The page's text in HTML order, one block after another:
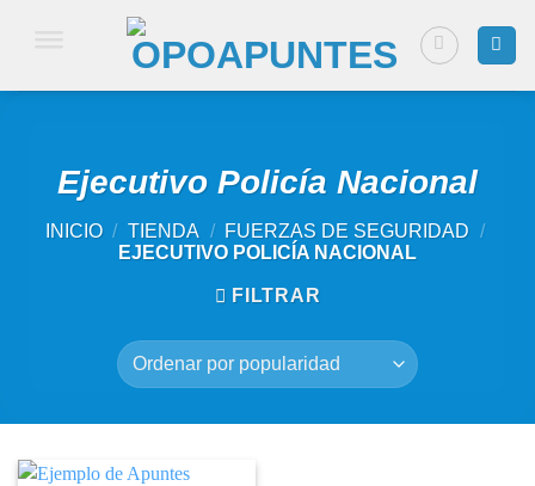
Ejecutivo Policía Nacional
INICIO / TIENDA / FUERZAS DE SEGURIDAD /
EJECUTIVO POLICÍA NACIONAL
FILTRAR